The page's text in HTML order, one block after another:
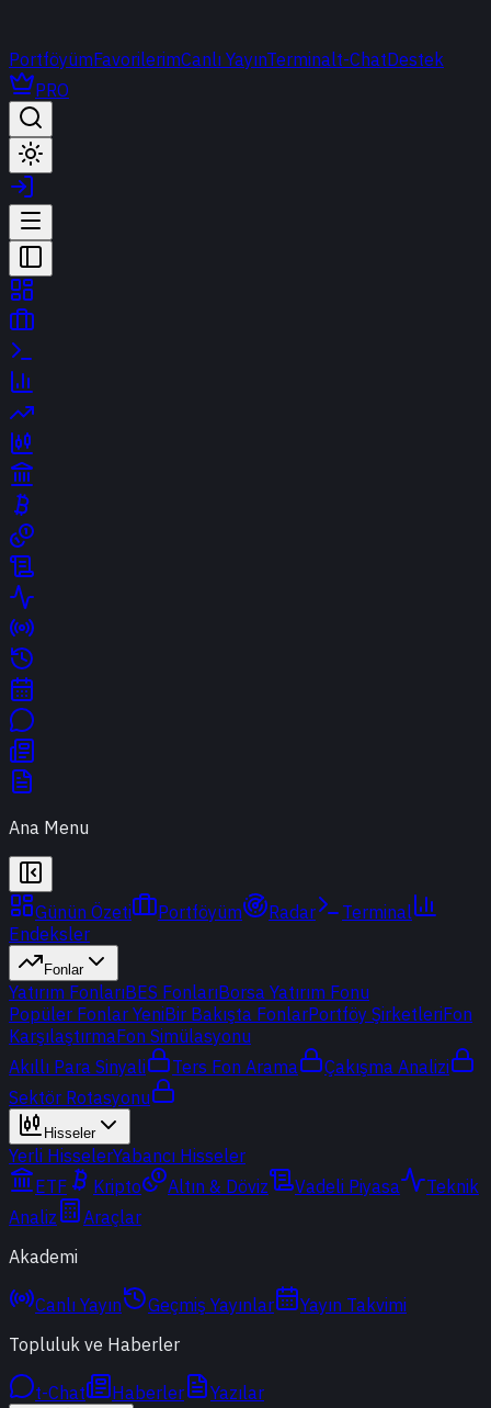
PortföyümFavorilerimCanlı YayınTerminalt-ChatDestek
PRO
Ana Menu
Günün Özeti Portföyüm Radar
Terminal
Endeksler
Fonlar
Yatırım FonlarıBES FonlarıBorsa Yatırım Fonu
Popüler Fonlar YeniBir Bakışta FonlarPortföy ŞirketleriFon
KarşılaştırmaFon Simülasyonu
Akıllı Para Sinyali
Ters Fon Arama
Çakışma Analizi
Sektör Rotasyonu
Hisseler
Yerli HisselerYabancı Hisseler
ETF
Kripto Altın & Döviz Vadeli Piyasa
Teknik
Analiz
Araçlar
Akademi
Canlı Yayın Geçmiş Yayınlar
Yayın Takvimi
Topluluk ve Haberler
t-Chat Haberler Yazılar